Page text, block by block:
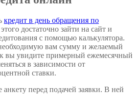
кредит в день обращения по
достаточно зайти на сайт и
с помощью калькулятора.
вам сумму и желаемый
вы увидите примерный ежемесячный
в зависимости от
ставки.
анкету перед подачей заявки. В ней